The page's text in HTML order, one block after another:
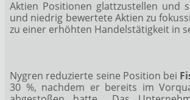
Aktien Positionen glattzustellen und
und niedrig bewertete Aktien zu
zu einer erhöhten Handelstätigkeit in
Nygren reduzierte seine Position bei
30 %, nachdem er bereits im